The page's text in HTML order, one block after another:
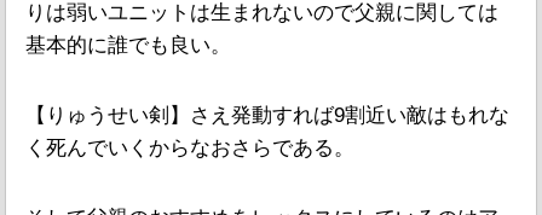
りは弱いユニットは生まれないので父親に関しては
基本的に誰でも良い。
【りゅうせい剣】さえ発動すれば9割近い敵はもれな
く死んでいくからなおさらである。